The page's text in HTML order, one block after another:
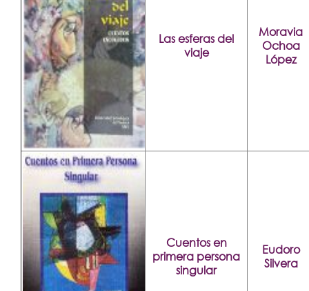
Las esferas del
viaje
Moravia
Ochoa
López
Cuentos en
primera persona
singular
Eudoro
Silvera